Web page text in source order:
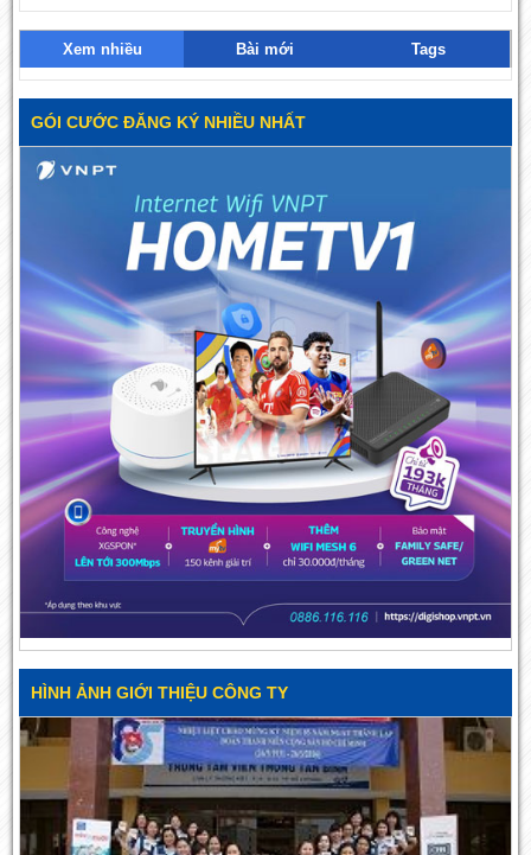
Xem nhiều Bài mới Tags
GÓI CƯỚC ĐĂNG KÝ NHIỀU NHẤT
HÌNH ẢNH GIỚI THIỆU CÔNG TY